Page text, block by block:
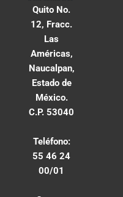
Quito No.
12, Fracc.
Las
Américas,
Naucalpan,
Estado de
México.
C.P. 53040
Teléfono:
55 46 24
00/01